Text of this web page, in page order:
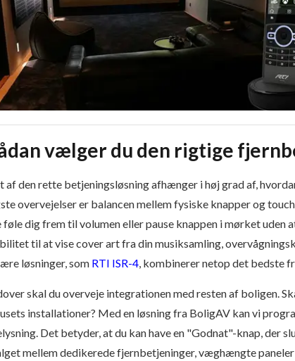
vælger du den rigtige
af den rette betjeningsløsning afhænger i høj grad af,
overvejelser er balancen mellem fysiske knapper og
føle dig frem til volumen eller pause knappen i mørket
til at vise cover art fra din musiksamling,
løsninger, som RTI ISR-4, kombinerer netop det bedste
skal du overveje integrationen med resten af boligen.
installationer? Med en løsning fra BoligAV kan vi
Det betyder, at du kan have en "Godnat"-knap, der
mellem dedikerede fjernbetjeninger, væghængte